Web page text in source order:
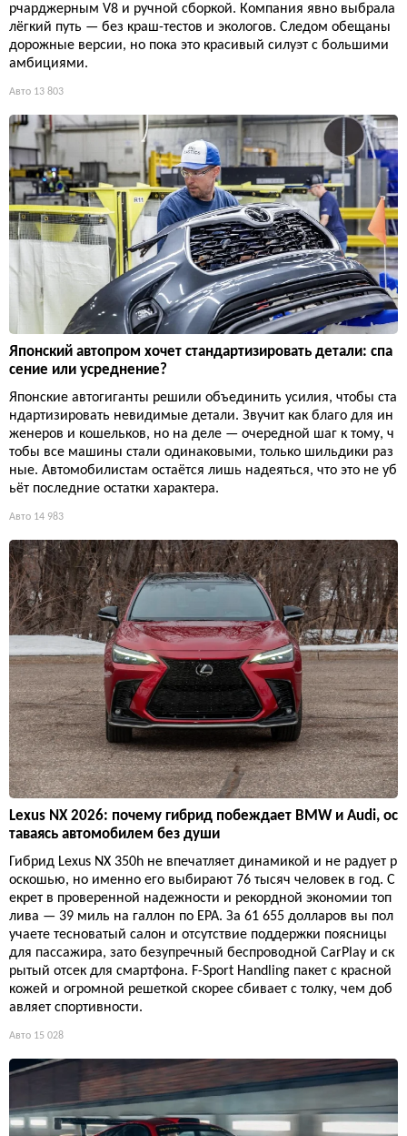
рчарджерным V8 и ручной сборкой. Компания явно выбрала
лёгкий путь — без краш-тестов и экологов. Следом обещаны
дорожные версии, но пока это красивый силуэт с большими
амбициями.
Авто 13 803
Японский автопром хочет стандартизировать детали: спа
сение или усреднение?
Японские автогиганты решили объединить усилия, чтобы ста
ндартизировать невидимые детали. Звучит как благо для ин
женеров и кошельков, но на деле — очередной шаг к тому, ч
тобы все машины стали одинаковыми, только шильдики раз
ные. Автомобилистам остаётся лишь надеяться, что это не уб
ьёт последние остатки характера.
Авто 14 983
Lexus NX 2026: почему гибрид побеждает BMW и Audi, ос
таваясь автомобилем без души
Гибрид Lexus NX 350h не впечатляет динамикой и не радует р
оскошью, но именно его выбирают 76 тысяч человек в год. С
екрет в проверенной надежности и рекордной экономии топ
лива — 39 миль на галлон по EPA. За 61 655 долларов вы пол
учаете тесноватый салон и отсутствие поддержки поясницы
для пассажира, зато безупречный беспроводной CarPlay и ск
рытый отсек для смартфона. F-Sport Handling пакет с красной
кожей и огромной решеткой скорее сбивает с толку, чем доб
авляет спортивности.
Авто 15 028